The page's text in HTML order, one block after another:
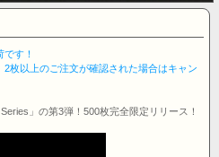
す！
枚以上のご注文が確認された場合はキャン
」の第3弾！500枚完全限定リリース！